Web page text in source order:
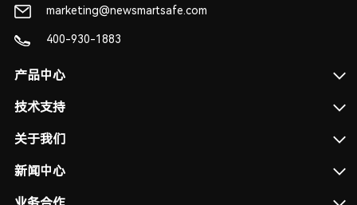
marketing@newsmartsafe.com
400-930-1883
产品中心
技术支持
关于我们
新闻中心